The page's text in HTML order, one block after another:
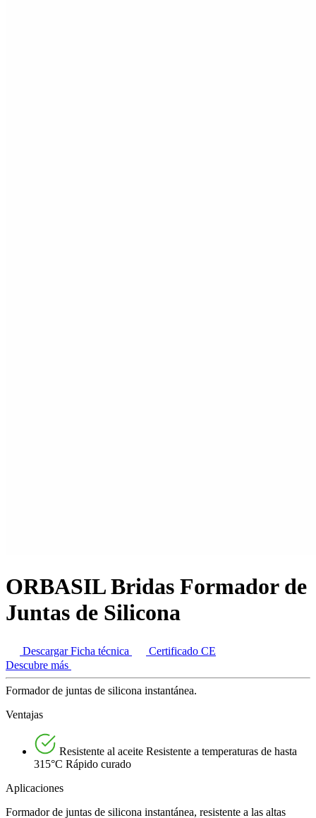
ORBASIL Bridas Formador de
Juntas de Silicona
Descargar Ficha técnica
Certificado CE
Descubre más
Formador de juntas de silicona instantánea.
Ventajas
Resistente al aceite Resistente a temperaturas de hasta
315°C Rápido curado
Aplicaciones
Formador de juntas de silicona instantánea, resistente a las altas